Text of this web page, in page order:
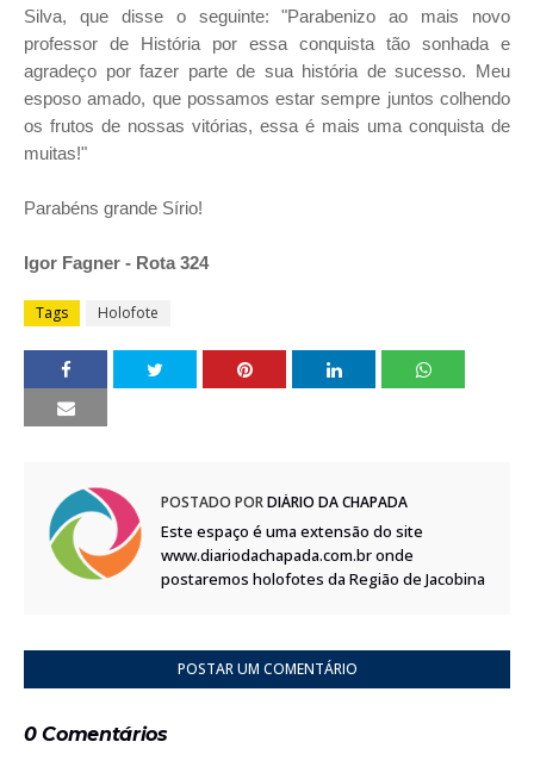
Silva, que disse o seguinte: "Parabenizo ao mais novo
professor de História por essa conquista tão sonhada e
agradeço por fazer parte de sua história de sucesso. Meu
esposo amado, que possamos estar sempre juntos colhendo
os frutos de nossas vitórias, essa é mais uma conquista de
muitas!"
Parabéns grande Sírio!
Igor Fagner - Rota 324
Tags Holofote
POSTADO PORDIÁRIO DA CHAPADA
Este espaço é uma extensão do site
www.diariodachapada.com.br onde
postaremos holofotes da Região de Jacobina
POSTAR UM COMENTÁRIO
0 Comentários